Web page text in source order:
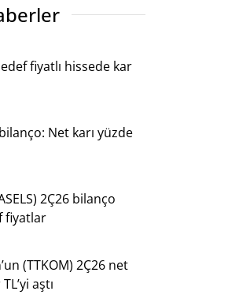
fiyatlı hissede kar
Net karı yüzde
2Ç26 bilanço
fiyatlar
(TTKOM) 2Ç26 net
aştı